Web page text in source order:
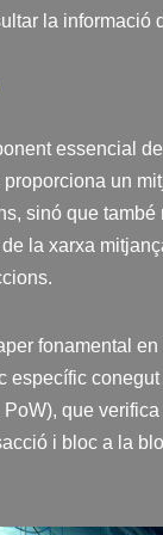
la informació
essencial
un
sinó que també
la xarxa
fonamental
específic
que
i bloc a la